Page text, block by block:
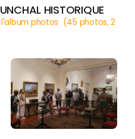
HISTORIQUE
photos (45 photos, 2